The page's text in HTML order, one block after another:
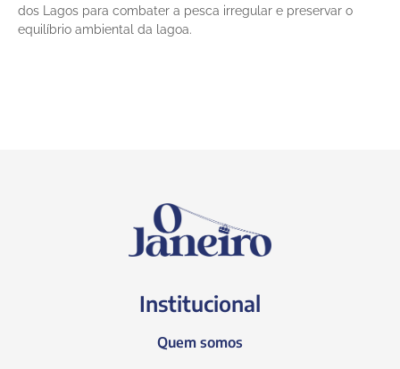
dos Lagos para combater a pesca irregular e preservar o
equilíbrio ambiental da lagoa.
Institucional
Quem somos